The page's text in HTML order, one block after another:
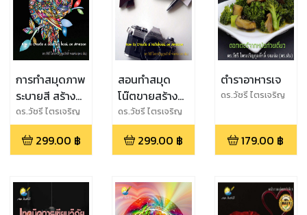
การทำสมุดภาพ
ระบายสี สร้าง
รายได้ที่
amazon
ดร.วัชรี ไตรเจริญ
กุลภักดิ์ จงแจ่ม
(ดร.ฝน)299.00 ฿
สอนทำสมุด
โน๊ตขายสร้าง
รายได้ที่
Amazon
ดร.วัชรี ไตรเจริญ
กุลภักดิ์ จงแจ่ม
(ดร.ฝน)299.00 ฿
ตำราอาหารเจ
ดร.วัชรี ไตรเจริญ
(ดร.ฝน)
179.00 ฿